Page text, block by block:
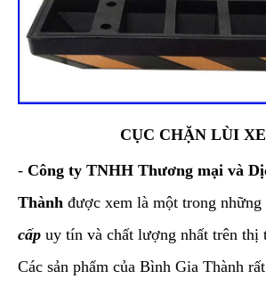
CỤC CHẶN LÙI XE
- Công ty TNHH Thương mại và
Thành được xem là một trong những
cấp uy tín và chất lượng nhất trên thị
Các sản phẩm của Bình Gia Thành